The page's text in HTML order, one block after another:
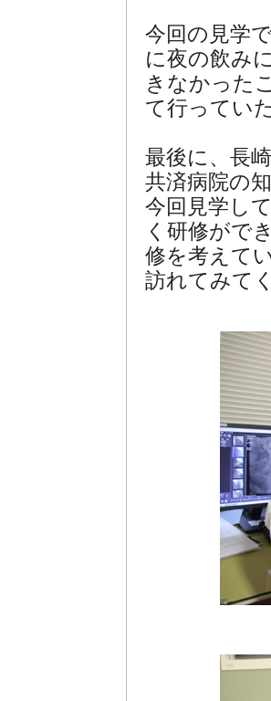
今回の見学
に夜の飲み
きなかった
て行ってい
最後に、長
共済病院の
今回見学し
く研修がで
修を考えて
訪れてみて